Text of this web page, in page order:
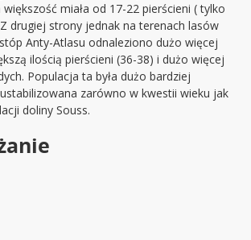
miała od 17-22 pierścieni ( tylko
drugiej strony jednak na terenach lasów
Anty-Atlasu odnaleziono dużo więcej
ilością pierścieni (36-38) i dużo więcej
Populacja ta była dużo bardziej
zarówno w kwestii wieku jak
doliny Souss.